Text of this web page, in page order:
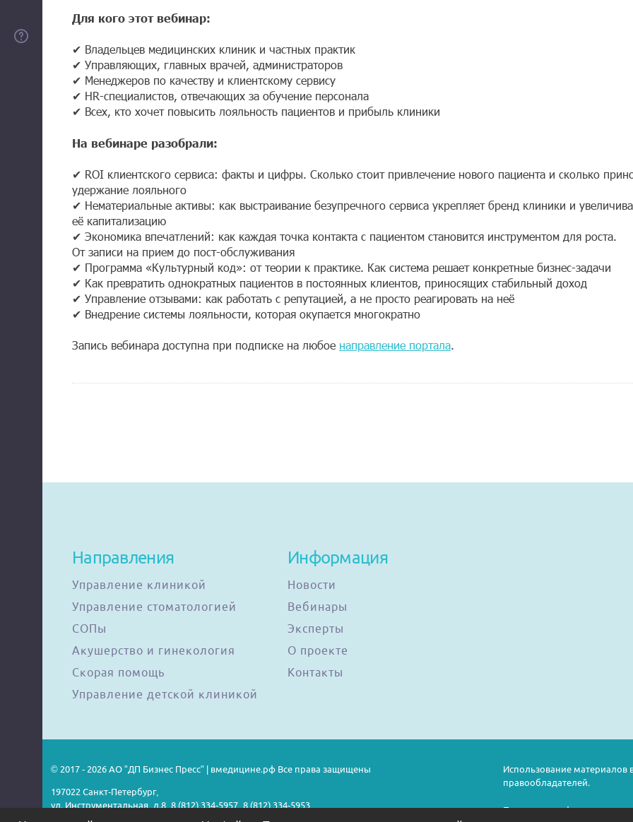
Для кого этот вебинар:
✔ Владельцев медицинских клиник и частных практик
✔ Управляющих, главных врачей, администраторов
✔ Менеджеров по качеству и клиентскому сервису
✔ HR-специалистов, отвечающих за обучение персонала
✔ Всех, кто хочет повысить лояльность пациентов и прибыль клиники
На вебинаре разобрали:
✔ ROI клиентского сервиса: факты и цифры. Сколько стоит привлечение нового пациента и сколько
удержание лояльного
✔ Нематериальные активы: как выстраивание безупречного сервиса укрепляет бренд клиники и
её капитализацию
✔ Экономика впечатлений: как каждая точка контакта с пациентом становится инструментом для роста.
От записи на прием до пост-обслуживания
✔ Программа «Культурный код»: от теории к практике. Как система решает конкретные бизнес-задачи
✔ Как превратить однократных пациентов в постоянных клиентов, приносящих стабильный доход
✔ Управление отзывами: как работать с репутацией, а не просто реагировать на неё
✔ Внедрение системы лояльности, которая окупается многократно
Запись вебинара доступна при подписке на любое направление портала.
Направления
Управление клиникой
Управление стоматологией
СОПы
Акушерство и гинекология
Скорая помощь
Управление детской клиникой
Информация
Новости
Вебинары
Эксперты
О проекте
Контакты
© 2017 - 2026 АО "ДП Бизнес Пресс" | вмедицине.рф Все права защищены
197022 Санкт-Петербург,
ул. Инструментальная, д.8, 8 (812) 334-5957, 8 (812) 334-5953
Использование материалов
правообладателей.
Политика